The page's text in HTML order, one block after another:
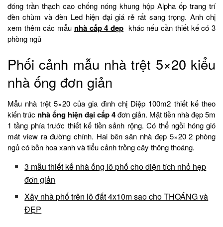
đóng trần thạch cao chống nóng khung hộp Alpha ốp trang trí
đèn chùm và đèn Led hiện đại giá rẻ rất sang trọng. Anh chị
xem thêm các mẫu nhà cấp 4 đẹp khác nếu cần thiết kế có 3
phòng ngủ
Phối cảnh mẫu nhà trệt 5×20 kiểu
nhà ống đơn giản
Mẫu nhà trệt 5×20 của gia đình chị Diệp 100m2 thiết kế theo
kiến trúc nhà ống hiện đại cấp 4đơn giản. Mặt tiền nhà đẹp 5m
1 tầng phía trước thiết kế tiền sảnh rộng. Có thể ngồi hóng gió
mát view ra đường chính. Hai bên sân nhà đẹp 5×20 2 phòng
ngủ có bồn hoa xanh và tiểu cảnh trồng cây thông thoáng.
3 mẫu thiết kế nhà ống lô phố cho diện tích nhỏ hẹp
đơn giản
Xây nhà phố trên lô đất 4x10m sao cho THOÁNG và
ĐẸP